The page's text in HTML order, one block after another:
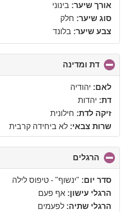
אורך שיער: בינוני
סוג שיער: חלק
צבע שיער: בלונד
דת ומדינה
to
לאם: יהודיה
דת: יהדות
זיקה לדת: חילונית
שרות צבאי: לא ביחידה קרבית
הרגלים
to
collapse
סדר יום: "ינשוף" - טיפוס לילה
הרגלי עישון: אף פעם
הרגלי שתיה: לפעמים